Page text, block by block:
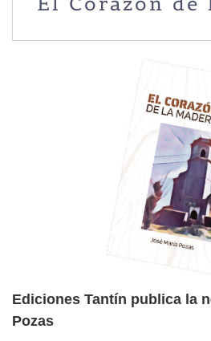
Ediciones Tantín publica la
Pozas